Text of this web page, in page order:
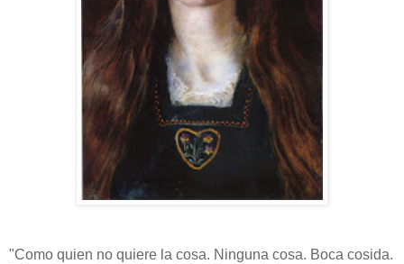
"Como quien no quiere la cosa. Ninguna cosa. Boca cosida.